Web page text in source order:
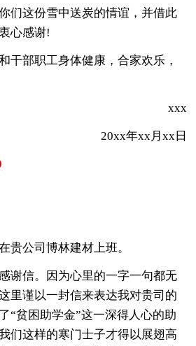
这份雪中送炭的情谊，并借此
心感谢!
部职工身体健康，合家欢乐，
xxx
20xx年xx月xx日
公司博林建材上班。
信。因为心里的一字一句都无
里谨以一封信来表达我对贵司的
“贫困助学金”这一深得人心的助
们这样的寒门士子才得以展翅高